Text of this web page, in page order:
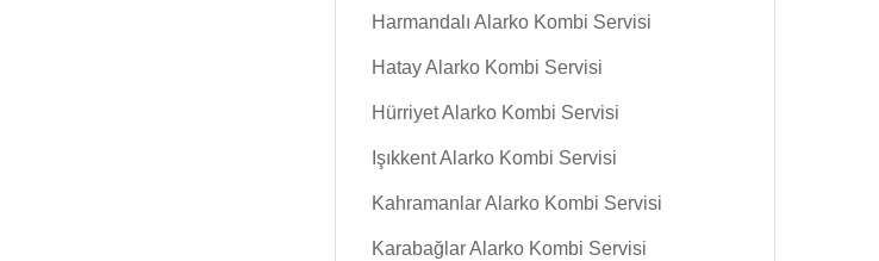
Harmandalı Alarko Kombi Servisi
Hatay Alarko Kombi Servisi
Hürriyet Alarko Kombi Servisi
Işıkkent Alarko Kombi Servisi
Kahramanlar Alarko Kombi Servisi
Karabağlar Alarko Kombi Servisi